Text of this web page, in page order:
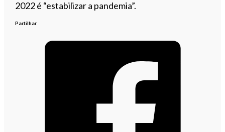
2022 é “estabilizar a pandemia”.
Partilhar